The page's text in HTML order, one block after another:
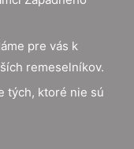
pre vás k
remeselníkov.
tých, ktoré nie sú